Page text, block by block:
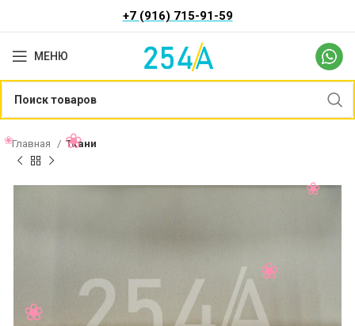
+7 (916) 715-91-59
МЕНЮ
Главная Ткани